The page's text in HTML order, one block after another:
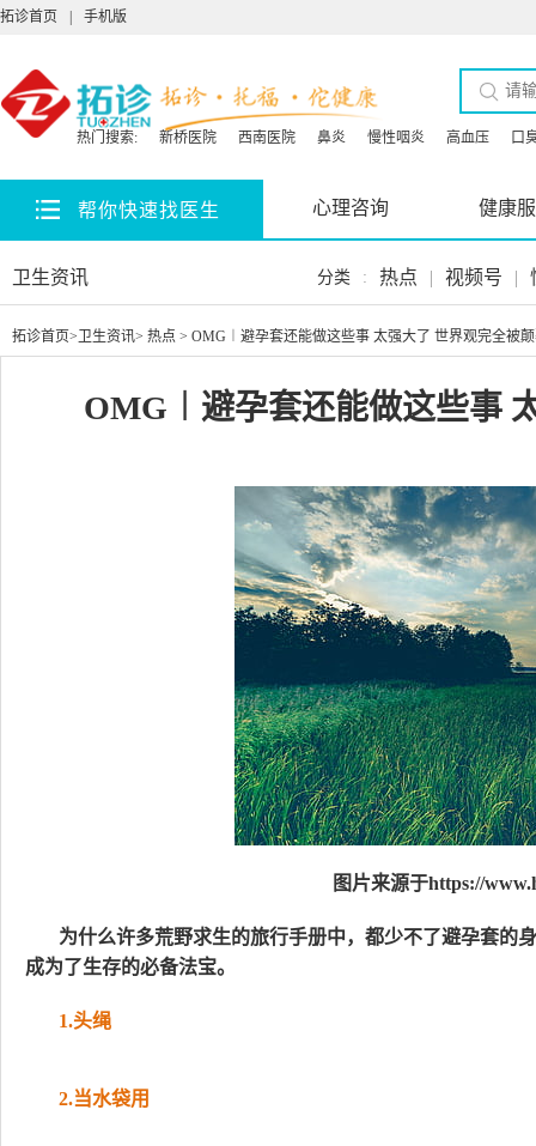
拓诊首页 手机版
热门搜索: 新桥医院 西南医院 鼻炎 慢性咽炎 高血压 口
帮你快速找医生 心理咨询 健康
卫生资讯 分类 : 热点 | 视频号 |
拓诊首页> 卫生资讯> 热点 > OMG︱避孕套还能做这些事 太强大了 世界观完全被
OMG︱避孕套还能做这些事
图片来源于https://
为什么许多荒野求生的旅行手册中，都少不了避孕套的
成为了生存的必备法宝。
1.头绳
2.当水袋用